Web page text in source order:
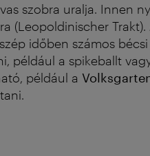
szobra uralja. Innen
(Leopoldinischer
időben számos
például a spikeballt
például a